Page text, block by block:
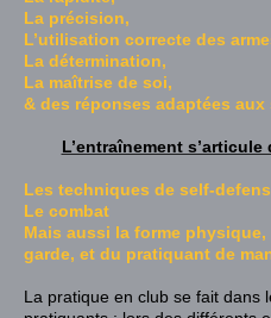
La précision,
L’utilisation correcte des
La détermination,
La maîtrise de soi,
& des réponses adaptées
L’entraînement
Les techniques de self-
Le combat
Mais aussi la forme
garde, et du pratiquant de
La pratique en club se fait dans